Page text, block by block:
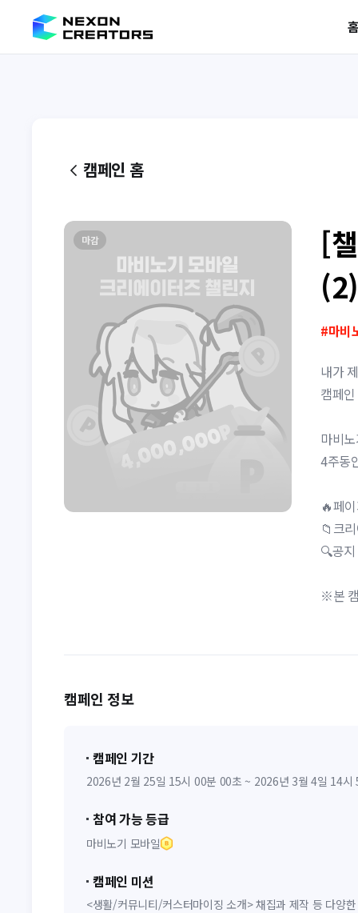
캠페인 홈
마감
[
(2)
#마비
내가
캠페
마비
4주동
🔥페
📁크
🔍공
※본
캠페인 정보
캠페인 기간
2026년 2월 25일 15시 00분 00초 ~ 2026년 3월 4일 14시
참여 가능 등급
마비노기 모바일
캠페인 미션
<생활/커뮤니티/커스터마이징 소개> 채집과 제작 등 다양